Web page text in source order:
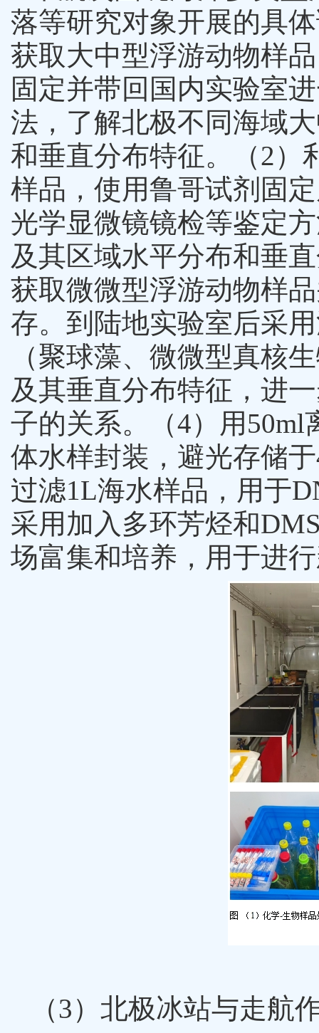
落等研究对象开展的具
获取大中型浮游动物样
固定并带回国内实验室
法，了解北极不同海域
和垂直分布特征。（2）
样品，使用鲁哥试剂固
光学显微镜镜检等鉴定
及其区域水平分布和垂
获取微微型浮游动物样
存。到陆地实验室后采
（聚球藻、微微型真核
及其垂直分布特征，进
子的关系。（4）用 50ml
体水样封装，避光存储于
过滤1L海水样品，用于
采用加入多环芳烃和
场富集和培养，用于进
（3）北极冰站与走航